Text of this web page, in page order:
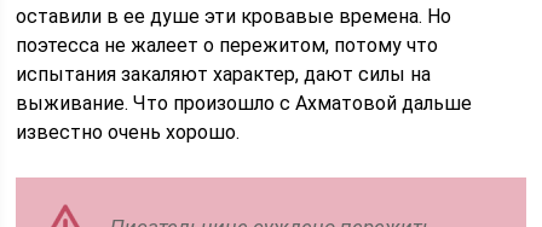
оставили в ее душе эти кровавые времена. Но
поэтесса не жалеет о пережитом, потому что
испытания закаляют характер, дают силы на
выживание. Что произошло с Ахматовой дальше
известно очень хорошо.